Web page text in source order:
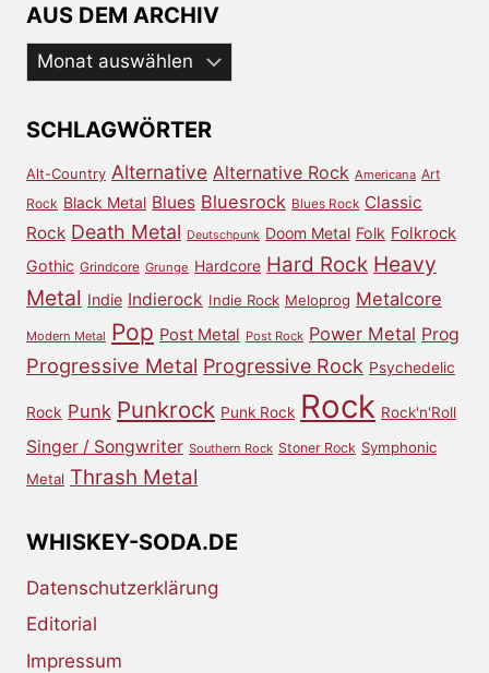
AUS DEM ARCHIV
Aus
dem
SCHLAGWÖRTER
Alt-Country Alternative Alternative Rock Americana Art
Rock Black Metal Blues Bluesrock Blues Rock Classic
Rock Death Metal Deutschpunk Doom Metal Folk Folkrock
Gothic Grindcore Grunge Hardcore Hard Rock Heavy
Metal Indie Indierock Indie Rock Meloprog Metalcore
Modern Metal Pop Post Metal Post Rock Power Metal Prog
Progressive Metal Progressive Rock Psychedelic
Rock Punk Punkrock Punk Rock Rock Rock'n'Roll
Singer / Songwriter Southern Rock Stoner Rock Symphonic
Metal Thrash Metal
WHISKEY-SODA.DE
Datenschutzerklärung
Editorial
Impressum